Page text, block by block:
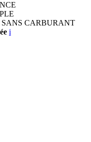
SANS CARBURANT
i